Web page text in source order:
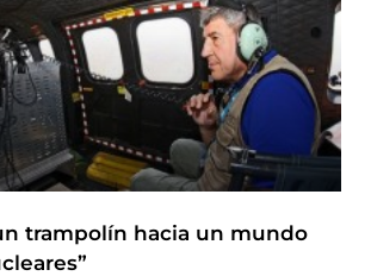
trampolín hacia un mundo